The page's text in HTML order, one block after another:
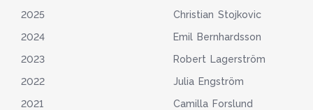
2025
2024
2023
2022
2021
Christian Stojkovic
Emil Bernhardsson
Robert Lagerström
Julia Engström
Camilla Forslund